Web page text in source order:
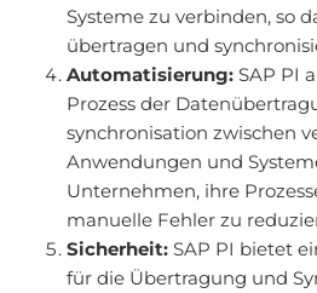
Systeme zu verbinden, so
übertragen und
Automatisierung: SAP PI
Prozess der
synchronisation zwischen
Anwendungen und
Unternehmen, ihre
manuelle Fehler zu
Sicherheit: SAP PI bietet
für die Übertragung und